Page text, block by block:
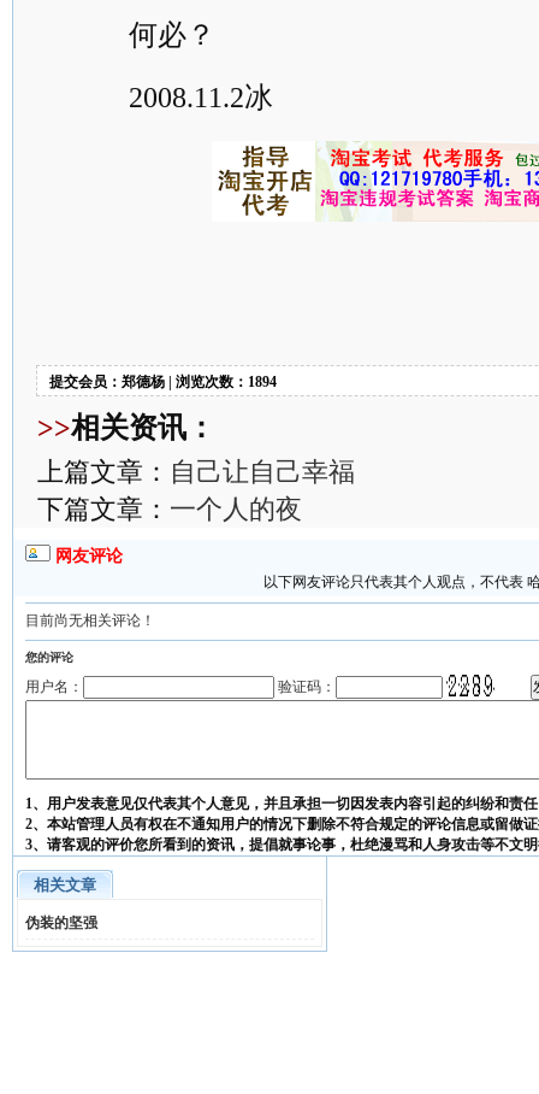
何必？
2008.11.2冰
提交会员：郑德杨 | 浏览次数：1894
>>相关资讯：
上篇文章： 自己让自己幸福
下篇文章： 一个人的夜
网友评论
以下网友评论只代表其个人观点，不代表
目前尚无相关评论！
您的评论
用户名： 验证码：
1、用户发表意见仅代表其个人意见，并且承担一切因发表内容引起的纠纷和责
2、本站管理人员有权在不通知用户的情况下删除不符合规定的评论信息或留做
3、请客观的评价您所看到的资讯，提倡就事论事，杜绝漫骂和人身攻击等不文
相关文章
伪装的坚强